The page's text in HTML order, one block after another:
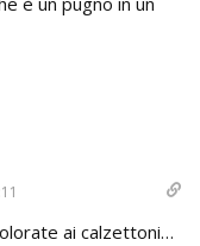
ai calzettoni…